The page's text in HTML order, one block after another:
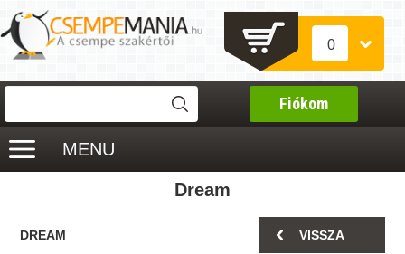
0
Fiókom
MENU
Dream
DREAM VISSZA